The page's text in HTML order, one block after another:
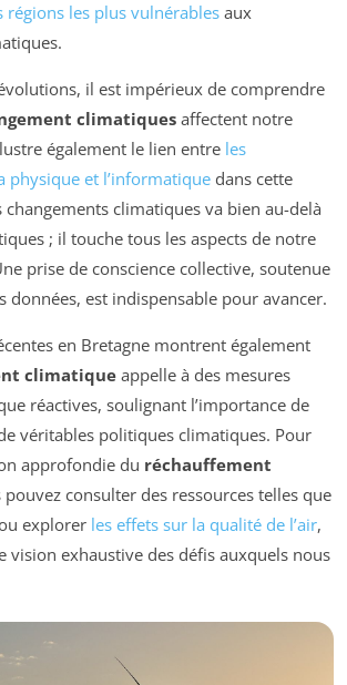
régions les plus vulnérables aux
il est impérieux de comprendre
climatiquesaffectent notre
également le lien entre les
physique et l’informatique dans cette
changements climatiques va bien au-delà
; il touche tous les aspects de notre
prise de conscience collective, soutenue
données, est indispensable pour avancer.
en Bretagne montrent également
climatique appelle à des mesures
réactives, soulignant l’importance de
véritables politiques climatiques. Pour
approfondie du réchauffement
pouvez consulter des ressources telles que
explorer les effets sur la qualité de l’air,
vision exhaustive des défis auxquels nous